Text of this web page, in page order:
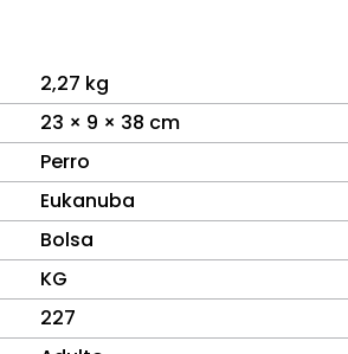
2,27 kg
23 × 9 × 38 cm
Perro
Eukanuba
Bolsa
KG
227